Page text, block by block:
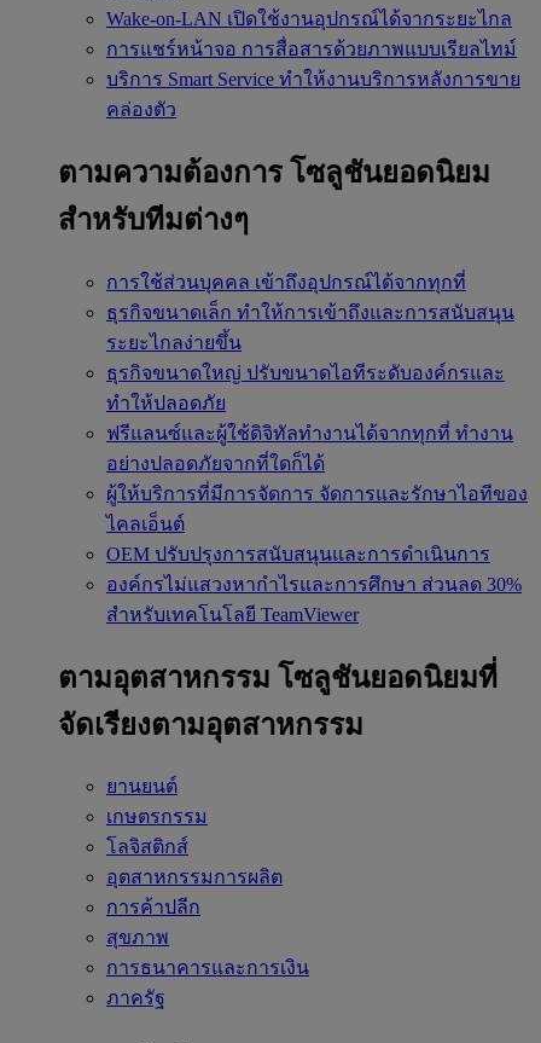
Wake-on-LAN เปิดใช้งานอุปกรณ์ได้จากระยะไกล
การแชร์หน้าจอ การสื่อสารด้วยภาพแบบเรียลไทม์
บริการ Smart Service ทำให้งานบริการหลังการขาย
คล่องตัว
ตามความต้องการ โซลูชันยอดนิยม
สำหรับทีมต่างๆ
การใช้ส่วนบุคคล เข้าถึงอุปกรณ์ได้จากทุกที่
ธุรกิจขนาดเล็ก ทำให้การเข้าถึงและการสนับสนุน
ระยะไกลง่ายขึ้น
ธุรกิจขนาดใหญ่ ปรับขนาดไอทีระดับองค์กรและ
ทำให้ปลอดภัย
ฟรีแลนซ์และผู้ใช้ดิจิทัลทำงานได้จากทุกที่ ทำงาน
อย่างปลอดภัยจากที่ใดก็ได้
ผู้ให้บริการที่มีการจัดการ จัดการและรักษาไอทีของ
ไคลเอ็นต์
OEM ปรับปรุงการสนับสนุนและการดำเนินการ
องค์กรไม่แสวงหากำไรและการศึกษา ส่วนลด 30%
สำหรับเทคโนโลยี TeamViewer
ตามอุตสาหกรรม โซลูชันยอดนิยมที่
จัดเรียงตามอุตสาหกรรม
ยานยนต์
เกษตรกรรม
โลจิสติกส์
อุตสาหกรรมการผลิต
การค้าปลีก
สุขภาพ
การธนาคารและการเงิน
ภาครัฐ